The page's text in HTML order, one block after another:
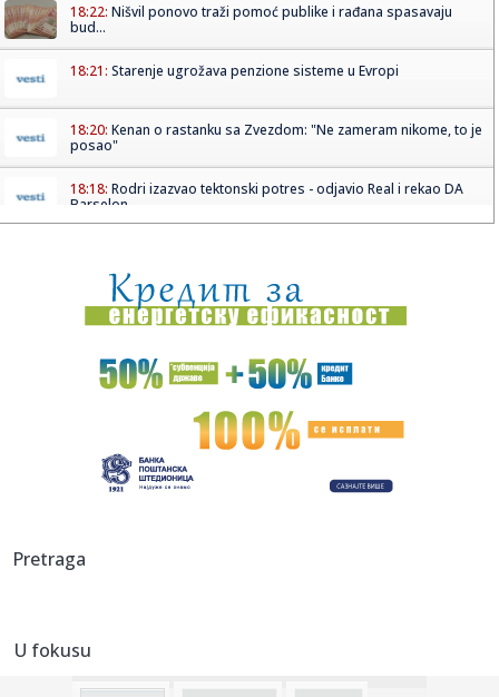
18:22: Nišvil ponovo traži pomoć publike i rađana spasavaju
bud...
18:21: Starenje ugrožava penzione sisteme u Evropi
18:20: Kenan o rastanku sa Zvezdom: "Ne zameram nikome, to je
posao"
18:18: Rodri izazvao tektonski potres - odjavio Real i rekao DA
Barselon...
18:13:RODRI U BARSI: Stigao je odgovor koji menja sve!
18:11:Raspisan konkurs za raspodelu 40 miliona dinara za
sprovođenje o...
Vučić dočekao vatrogasce-spasioce koji su u Španiji gasili
18:06:Zlatni olimpijac iz Livorna ozvaničio kraj
izvinjen...
18:00:
Pretraga
U fokusu